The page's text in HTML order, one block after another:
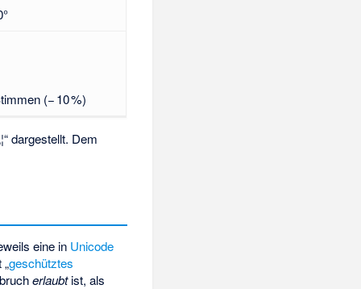
(− 10 %)
dargestellt. Dem
eine in Unicode
geschütztes
erlaubtist, als